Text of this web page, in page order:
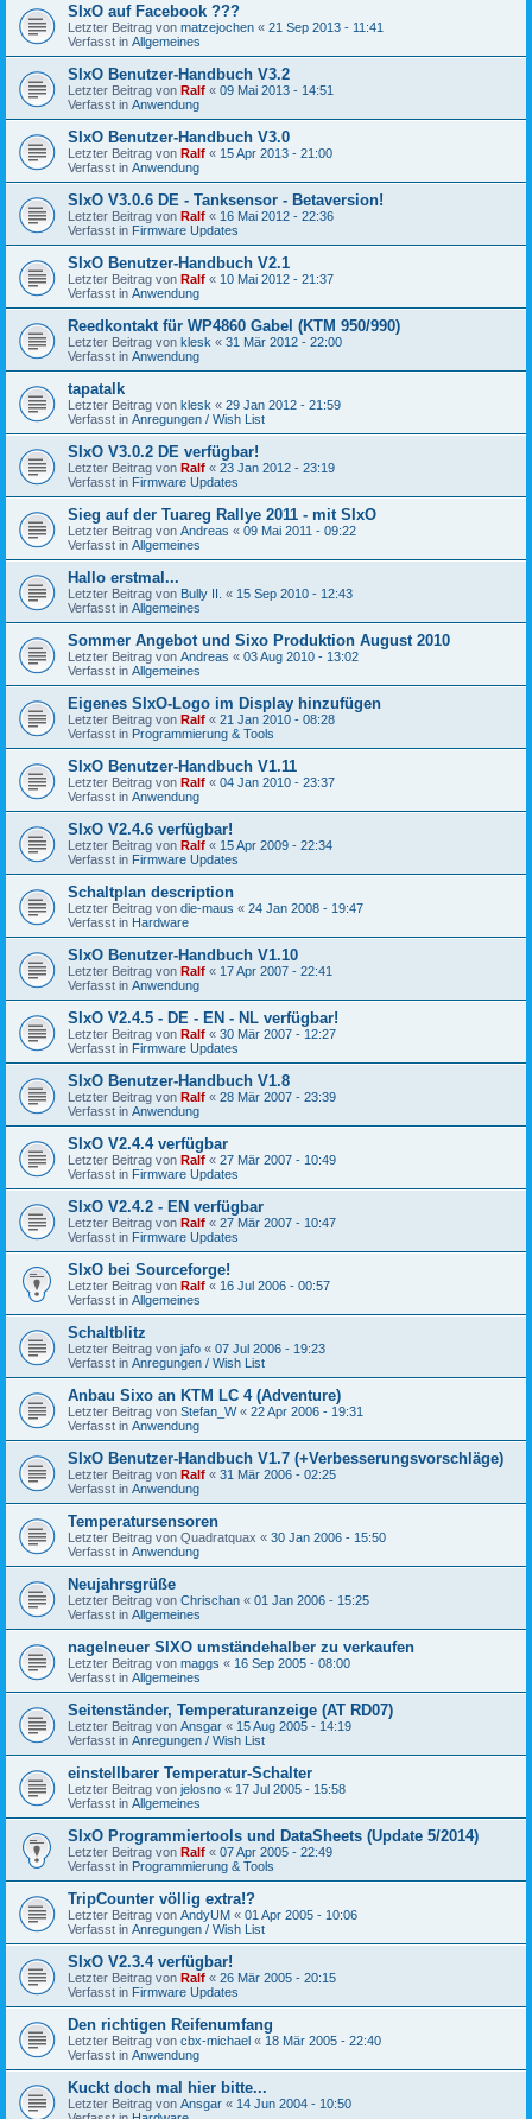
SIxO auf Facebook ???
Letzter Beitrag von matzejochen « 21 Sep 2013 - 11:41
Verfasst in Allgemeines
SIxO Benutzer-Handbuch V3.2
Letzter Beitrag von Ralf « 09 Mai 2013 - 14:51
Verfasst in Anwendung
SIxO Benutzer-Handbuch V3.0
Letzter Beitrag von Ralf « 15 Apr 2013 - 21:00
Verfasst in Anwendung
SIxO V3.0.6 DE - Tanksensor - Betaversion!
Letzter Beitrag von Ralf « 16 Mai 2012 - 22:36
Verfasst in Firmware Updates
SIxO Benutzer-Handbuch V2.1
Letzter Beitrag von Ralf « 10 Mai 2012 - 21:37
Verfasst in Anwendung
Reedkontakt für WP4860 Gabel (KTM 950/990)
Letzter Beitrag von klesk « 31 Mär 2012 - 22:00
Verfasst in Anwendung
tapatalk
Letzter Beitrag von klesk « 29 Jan 2012 - 21:59
Verfasst in Anregungen / Wish List
SIxO V3.0.2 DE verfügbar!
Letzter Beitrag von Ralf « 23 Jan 2012 - 23:19
Verfasst in Firmware Updates
Sieg auf der Tuareg Rallye 2011 - mit SIxO
Letzter Beitrag von Andreas « 09 Mai 2011 - 09:22
Verfasst in Allgemeines
Hallo erstmal...
Letzter Beitrag von Bully II. « 15 Sep 2010 - 12:43
Verfasst in Allgemeines
Sommer Angebot und Sixo Produktion August 2010
Letzter Beitrag von Andreas « 03 Aug 2010 - 13:02
Verfasst in Allgemeines
Eigenes SIxO-Logo im Display hinzufügen
Letzter Beitrag von Ralf « 21 Jan 2010 - 08:28
Verfasst in Programmierung & Tools
SIxO Benutzer-Handbuch V1.11
Letzter Beitrag von Ralf « 04 Jan 2010 - 23:37
Verfasst in Anwendung
SIxO V2.4.6 verfügbar!
Letzter Beitrag von Ralf « 15 Apr 2009 - 22:34
Verfasst in Firmware Updates
Schaltplan description
Letzter Beitrag von die-maus « 24 Jan 2008 - 19:47
Verfasst in Hardware
SIxO Benutzer-Handbuch V1.10
Letzter Beitrag von Ralf « 17 Apr 2007 - 22:41
Verfasst in Anwendung
SIxO V2.4.5 - DE - EN - NL verfügbar!
Letzter Beitrag von Ralf « 30 Mär 2007 - 12:27
Verfasst in Firmware Updates
SIxO Benutzer-Handbuch V1.8
Letzter Beitrag von Ralf « 28 Mär 2007 - 23:39
Verfasst in Anwendung
SIxO V2.4.4 verfügbar
Letzter Beitrag von Ralf « 27 Mär 2007 - 10:49
Verfasst in Firmware Updates
SIxO V2.4.2 - EN verfügbar
Letzter Beitrag von Ralf « 27 Mär 2007 - 10:47
Verfasst in Firmware Updates
SIxO bei Sourceforge!
Letzter Beitrag von Ralf « 16 Jul 2006 - 00:57
Verfasst in Allgemeines
Schaltblitz
Letzter Beitrag von jafo « 07 Jul 2006 - 19:23
Verfasst in Anregungen / Wish List
Anbau Sixo an KTM LC 4 (Adventure)
Letzter Beitrag von Stefan_W« 22 Apr 2006 - 19:31
Verfasst in Anwendung
SIxO Benutzer-Handbuch V1.7 (+Verbesserungsvorschläge)
Letzter Beitrag von Ralf « 31 Mär 2006 - 02:25
Verfasst in Anwendung
Temperatursensoren
Letzter Beitrag von Quadratquax « 30 Jan 2006 - 15:50
Verfasst in Anwendung
Neujahrsgrüße
Letzter Beitrag von Chrischan « 01 Jan 2006 - 15:25
Verfasst in Allgemeines
nagelneuer SIXO umständehalber zu verkaufen
Letzter Beitrag von maggs « 16 Sep 2005 - 08:00
Verfasst in Allgemeines
Seitenständer, Temperaturanzeige (AT RD07)
Letzter Beitrag von Ansgar « 15 Aug 2005 - 14:19
Verfasst in Anregungen / Wish List
einstellbarer Temperatur-Schalter
Letzter Beitrag von jelosno « 17 Jul 2005 - 15:58
Verfasst in Allgemeines
SIxO Programmiertools und DataSheets (Update 5/2014)
Letzter Beitrag von Ralf « 07 Apr 2005 - 22:49
Verfasst in Programmierung & Tools
TripCounter völlig extra!?
Letzter Beitrag von AndyUM « 01 Apr 2005 - 10:06
Verfasst in Anregungen / Wish List
SIxO V2.3.4 verfügbar!
Letzter Beitrag von Ralf « 26 Mär 2005 - 20:15
Verfasst in Firmware Updates
Den richtigen Reifenumfang
Letzter Beitrag von cbx-michael « 18 Mär 2005 - 22:40
Verfasst in Anwendung
Kuckt doch mal hier bitte...
Letzter Beitrag von Ansgar « 14 Jun 2004 - 10:50